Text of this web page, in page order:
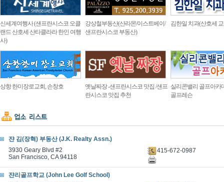
신세계여행사 (샌프란시스코 오클
랜드 산호세 산타클라라 한인 여행
사)
강상철부동산(산라몬/이스트베이/
샌프란시스코 부동산)
김한일 치과(산호세
상항 한미장로교회, 손창호
옛날짜장 -샌프란시스코 맛집 /샌프
란시스코 맛집 추천
실리콘밸리 골프아카
골프레슨
쟌 김(장혁) 부동산 (J.K. Realty Assn.)
3930 Geary Blvd #2
San Francisco, CA 94118
415-672-0987
쟌리골프학교 (John Lee Golf School)